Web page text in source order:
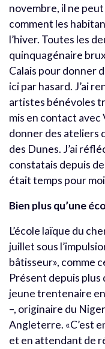
novembre, il ne
comment les
l’hiver. Toutes les
quinquagénaire
Calais pour donner
ici par hasard. J’ai
artistes bénévoles
mis en contact avec
donner des ateliers
des Dunes. J’ai
constatais depuis
était temps pour
Bien plus qu’une
L’école laïque du
juillet sous
bâtisseur», comme
Présent depuis plus
jeune trentenaire
–, originaire du
Angleterre. «C’est
et en attendant de